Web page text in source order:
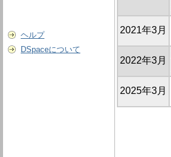
ヘルプ
DSpaceについて
2021年3月
2022年3月
2025年3月